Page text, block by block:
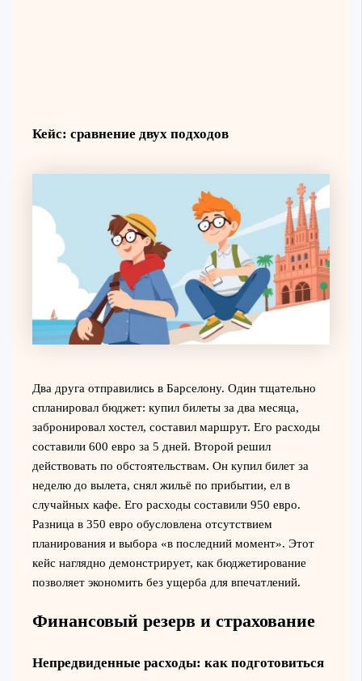
Кейс: сравнение двух подходов
Два друга отправились в Барселону. Один тщательно
спланировал бюджет: купил билеты за два месяца,
забронировал хостел, составил маршрут. Его расходы
составили 600 евро за 5 дней. Второй решил
действовать по обстоятельствам. Он купил билет за
неделю до вылета, снял жильё по прибытии, ел в
случайных кафе. Его расходы составили 950 евро.
Разница в 350 евро обусловлена отсутствием
планирования и выбора «в последний момент». Этот
кейс наглядно демонстрирует, как бюджетирование
позволяет экономить без ущерба для впечатлений.
Финансовый резерв и страхование
Непредвиденные расходы: как подготовиться